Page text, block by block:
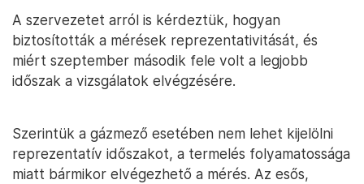
A szervezetet arról is kérdeztük, hogyan
biztosították a mérések reprezentativitását, és
miért szeptember második fele volt a legjobb
időszak a vizsgálatok elvégzésére.
Szerintük a gázmező esetében nem lehet kijelölni
reprezentatív időszakot, a termelés folyamatossága
miatt bármikor elvégezhető a mérés. Az esős,